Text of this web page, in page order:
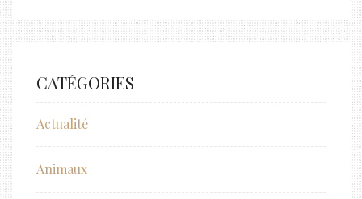
CATÉGORIES
Actualité
Animaux